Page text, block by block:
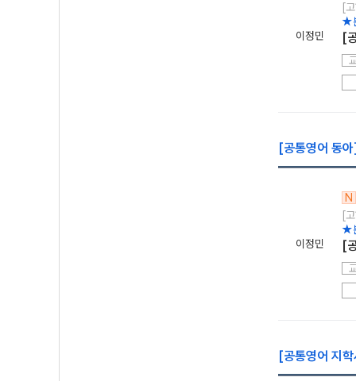
이정민
[
★
[
[공통영어 동
이정민
N
[
★
[
[공통영어 지